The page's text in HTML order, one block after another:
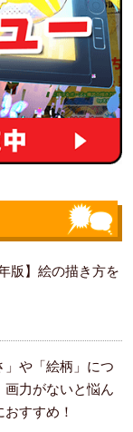
版】絵の描き方を
」や「絵柄」につ
画力がないと悩ん
すすめ！